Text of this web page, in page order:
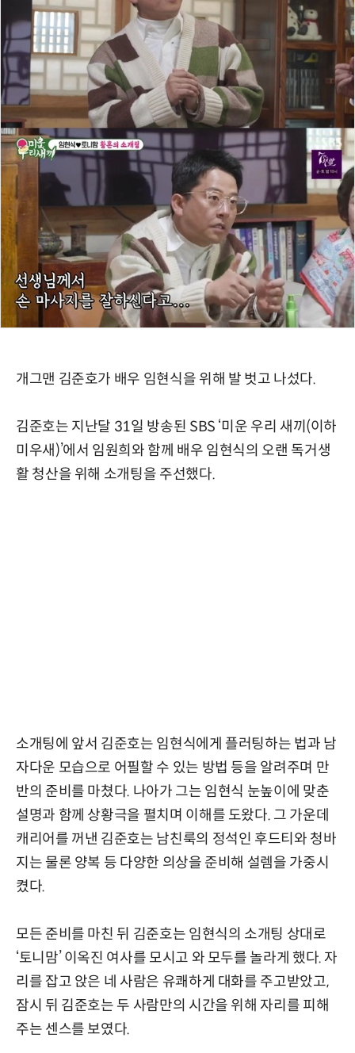
개그맨 김준호가 배우 임현식을 위해 발 벗고 나섰다.
김준호는 지난달 31일 방송된 SBS ‘미운 우리 새끼(이하
미우새)’에서 임원희와 함께 배우 임현식의 오랜 독거생
활 청산을 위해 소개팅을 주선했다.
소개팅에 앞서 김준호는 임현식에게 플러팅하는 법과 남
자다운 모습으로 어필할 수 있는 방법 등을 알려주며 만
반의 준비를 마쳤다. 나아가 그는 임현식 눈높이에 맞춘
설명과 함께 상황극을 펼치며 이해를 도왔다. 그 가운데
캐리어를 꺼낸 김준호는 남친룩의 정석인 후드티와 청바
지는 물론 양복 등 다양한 의상을 준비해 설렘을 가중시
켰다.
모든 준비를 마친 뒤 김준호는 임현식의 소개팅 상대로
‘토니맘’ 이옥진 여사를 모시고 와 모두를 놀라게 했다. 자
리를 잡고 앉은 네 사람은 유쾌하게 대화를 주고받았고,
잠시 뒤 김준호는 두 사람만의 시간을 위해 자리를 피해
주는 센스를 보였다.